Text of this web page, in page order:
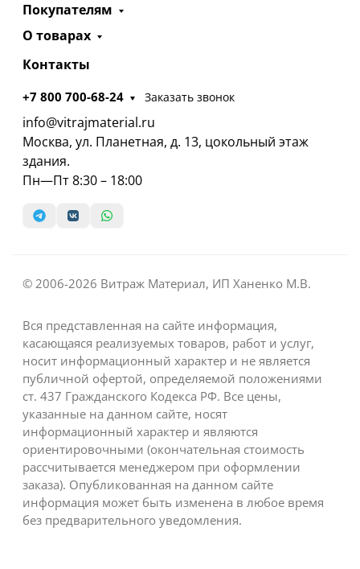
Покупателям
О товарах
Контакты
+7 800 700-68-24 Заказать звонок
info@vitrajmaterial.ru
Москва, ул. Планетная, д. 13, цокольный этаж
здания.
Пн—Пт 8:30 – 18:00
© 2006-2026 Витраж Материал, ИП Ханенко М.В.
Вся представленная на сайте информация,
касающаяся реализуемых товаров, работ и услуг,
носит информационный характер и не является
публичной офертой, определяемой положениями
ст. 437 Гражданского Кодекса РФ. Все цены,
указанные на данном сайте, носят
информационный характер и являются
ориентировочными (окончательная стоимость
рассчитывается менеджером при оформлении
заказа). Опубликованная на данном сайте
информация может быть изменена в любое время
без предварительного уведомления.